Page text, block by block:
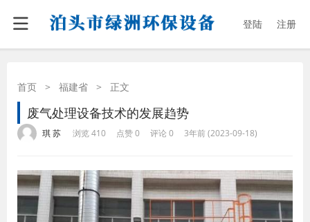
登陆 注册
首页 > 福建省 > 正文
废气处理设备技术的发展趋势
琪 苏 浏览 410 点赞 0 评论 0 3年前 (2023-09-18)